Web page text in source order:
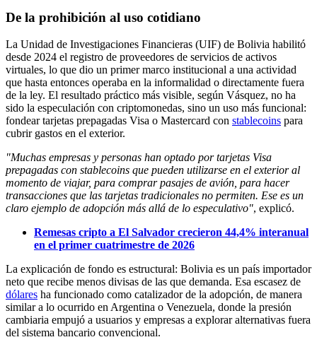
De la prohibición al uso cotidiano
La Unidad de Investigaciones Financieras (UIF) de Bolivia habilitó
desde 2024 el registro de proveedores de servicios de activos
virtuales, lo que dio un primer marco institucional a una actividad
que hasta entonces operaba en la informalidad o directamente fuera
de la ley. El resultado práctico más visible, según Vásquez, no ha
sido la especulación con criptomonedas, sino un uso más funcional:
fondear tarjetas prepagadas Visa o Mastercard con stablecoins para
cubrir gastos en el exterior.
"Muchas empresas y personas han optado por tarjetas Visa
prepagadas con stablecoins que pueden utilizarse en el exterior al
momento de viajar, para comprar pasajes de avión, para hacer
transacciones que las tarjetas tradicionales no permiten. Ese es un
claro ejemplo de adopción más allá de lo especulativo", explicó.
Remesas cripto a El Salvador crecieron 44,4% interanual
en el primer cuatrimestre de 2026
La explicación de fondo es estructural: Bolivia es un país importador
neto que recibe menos divisas de las que demanda. Esa escasez de
dólares ha funcionado como catalizador de la adopción, de manera
similar a lo ocurrido en Argentina o Venezuela, donde la presión
cambiaria empujó a usuarios y empresas a explorar alternativas fuera
del sistema bancario convencional.